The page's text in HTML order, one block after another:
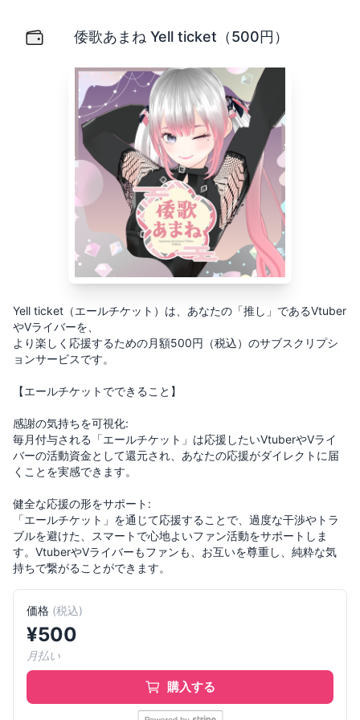
倭歌あまね Yell ticket（500円）
Yell ticket（エールチケット）は、あなたの「推し」であるVtuber
やVライバーを、
より楽しく応援するための月額500円（税込）のサブスクリプシ
ョンサービスです。
【エールチケットでできること】
感謝の気持ちを可視化:
毎月付与される「エールチケット」は応援したいVtuberやVライ
バーの活動資金として還元され、あなたの応援がダイレクトに届
くことを実感できます。
健全な応援の形をサポート:
「エールチケット」を通じて応援することで、過度な干渉やトラ
ブルを避けた、スマートで心地よいファン活動をサポートしま
す。VtuberやVライバーもファンも、お互いを尊重し、純粋な気
価格 (税込)
¥500
月払い
購入する